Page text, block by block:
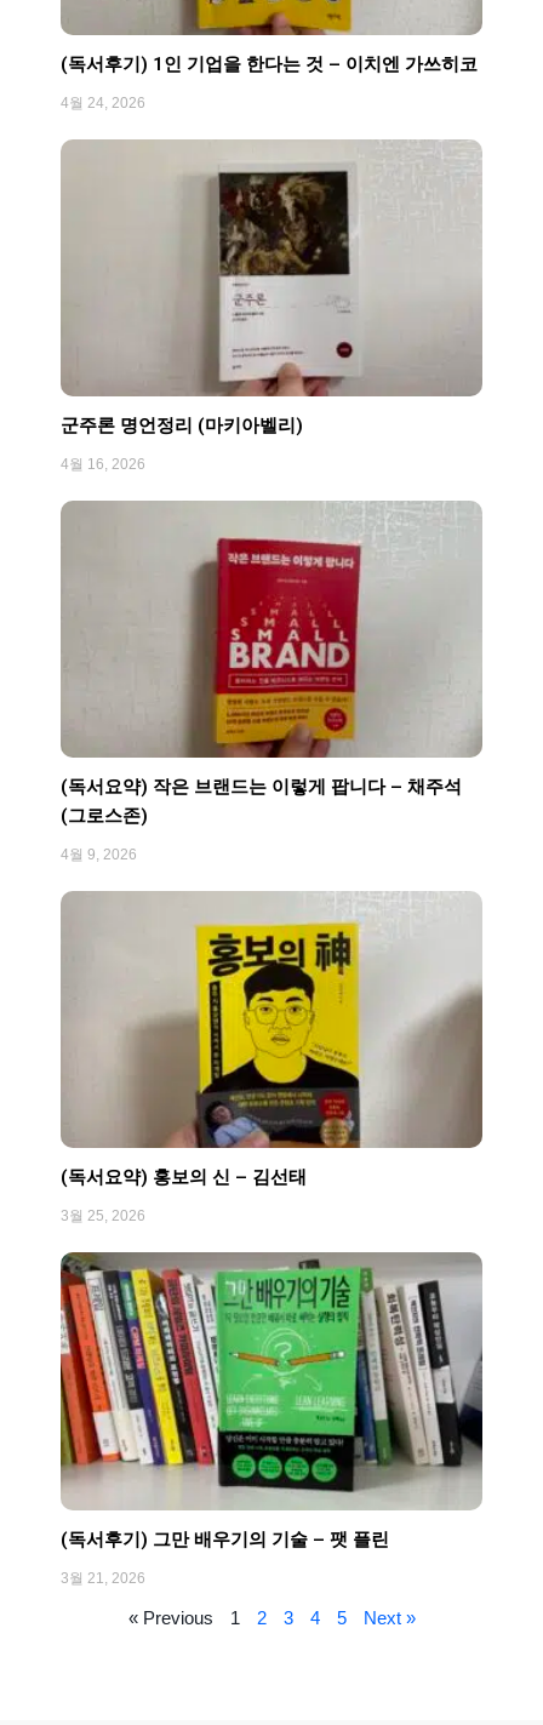
(독서후기) 1인 기업을 한다는 것 – 이치엔 가쓰히코
4월 24, 2026
군주론 명언정리 (마키아벨리)
4월 16, 2026
(독서요약) 작은 브랜드는 이렇게 팝니다 – 채주석
(그로스존)
4월 9, 2026
(독서요약) 홍보의 신 – 김선태
3월 25, 2026
(독서후기) 그만 배우기의 기술 – 팻 플린
3월 21, 2026
« Previous 1 2 3 4 5 Next »